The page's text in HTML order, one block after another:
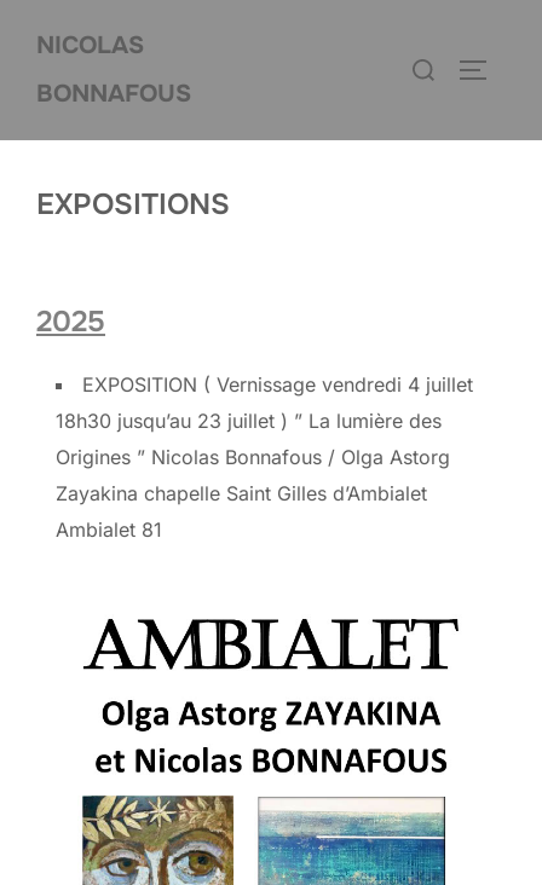
contenu
NICOLAS
BONNAFOUS
Rechercher :
EXPOSITIONS
2025
EXPOSITION ( Vernissage vendredi 4 juillet
18h30 jusqu’au 23 juillet ) ” La lumière des
Origines ” Nicolas Bonnafous / Olga Astorg
Zayakina chapelle Saint Gilles d’Ambialet
Ambialet 81